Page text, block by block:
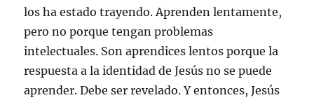
los ha estado trayendo. Aprenden lentamente,
pero no porque tengan problemas
intelectuales. Son aprendices lentos porque la
respuesta a la identidad de Jesús no se puede
aprender. Debe ser revelado. Y entonces, Jesús